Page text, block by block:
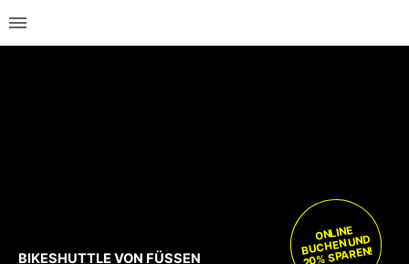
BIKESHUTTLE VON FÜSSEN
ONLINE
BUCHEN UND
20% SPAREN!